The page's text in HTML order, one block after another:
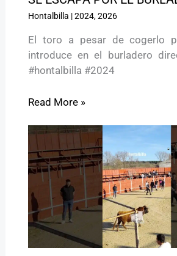
Hontalbilla |2024,2026
El toro a pesar de cogerlo
introduce en el burladero
#hontalbilla #2024
Read More »